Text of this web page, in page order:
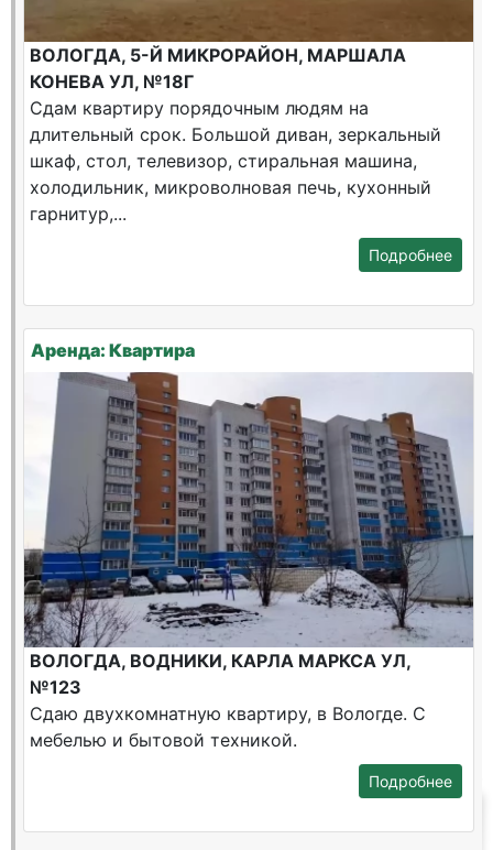
ВОЛОГДА, 5-Й МИКРОРАЙОН, МАРШАЛА
КОНЕВА УЛ, №18Г
Сдам квартиру порядочным людям на
длительный срок. Большой диван, зеркальный
шкаф, стол, телевизор, стиральная машина,
холодильник, микроволновая печь, кухонный
гарнитур,...
Подробнее
Аренда: Квартира
ВОЛОГДА, ВОДНИКИ, КАРЛА МАРКСА УЛ,
№123
Сдаю двухкомнатную квартиру, в Вологде. С
мебелью и бытовой техникой.
Подробнее